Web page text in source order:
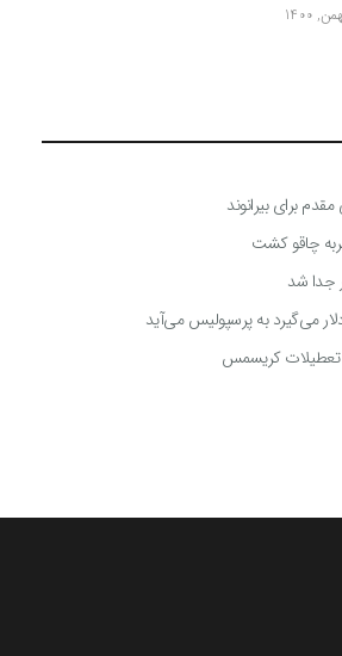
برای بیرانوند
جدا شد
تعطیلات کریسمس